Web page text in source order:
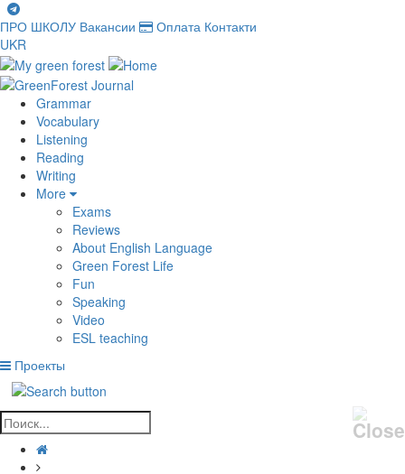
ПРО ШКОЛУ Вакансии Оплата Контакти
UKR
Grammar
Vocabulary
Listening
Reading
Writing
More
Exams
Reviews
About English Language
Green Forest Life
Fun
Speaking
Video
ESL teaching
Проекты